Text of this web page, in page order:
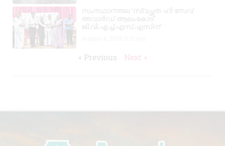
സംസ്ഥാനതല ‘സ്വച്ഛത ഹി സേവ’
അവാർഡ് ആലംകോട്
ജി.വി.എച്ച്.എസ്.എസിന്
« Previous Next »